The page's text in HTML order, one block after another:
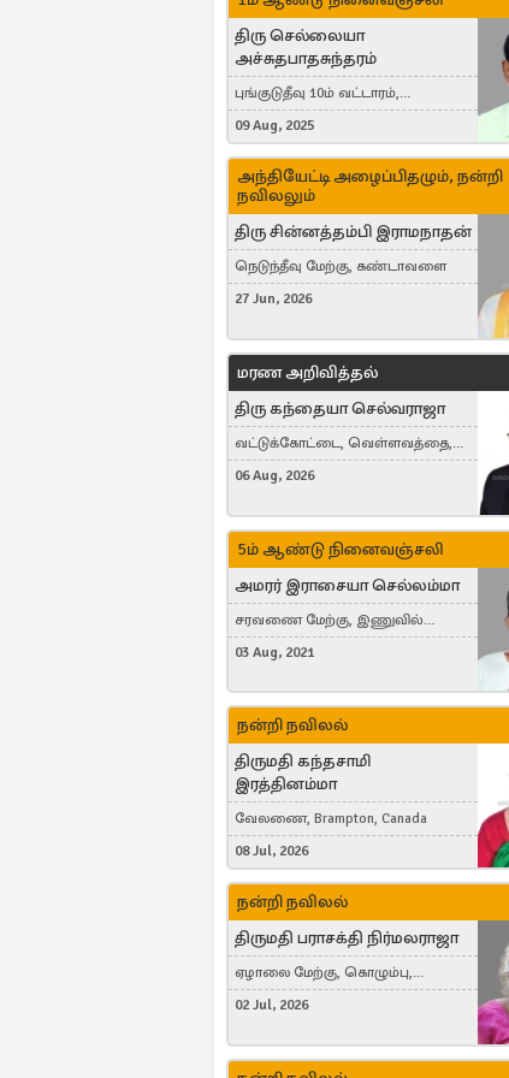
திரு செல்லையா
அச்சுதபாதசுந்தரம்
புங்குடுதீவு 10ம் வட்டாரம்,
கொள்ளுப்பிட்டி
09 Aug, 2025
அந்தியேட்டி அழைப்பிதழும், நன்றி
நவிலலும்
திரு சின்னத்தம்பி இராமநாதன்
நெடுந்தீவு மேற்கு, கண்டாவளை
27 Jun, 2026
மரண அறிவித்தல்
திரு கந்தையா செல்வராஜா
வட்டுக்கோட்டை, வெள்ளவத்தை,
Toronto, Canada
06 Aug, 2026
5ம் ஆண்டு நினைவஞ்சலி
அமரர் இராசையா செல்லம்மா
சரவணை மேற்கு, இணுவில்
கிழக்கு
03 Aug, 2021
நன்றி நவிலல்
திருமதி கந்தசாமி
இரத்தினம்மா
வேலணை, Brampton, Canada
08 Jul, 2026
நன்றி நவிலல்
திருமதி பராசக்தி நிர்மலராஜா
ஏழாலை மேற்கு, கொழும்பு,
தங்காலை, London, United Kingdom
02 Jul, 2026